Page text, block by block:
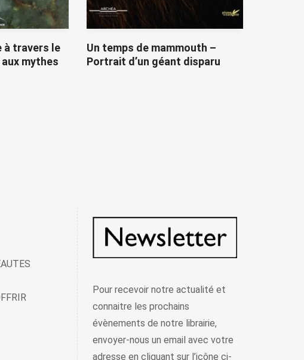
à travers le
aux mythes
Un temps de mammouth –
Portrait d’un géant disparu
Pour recevoir notre actualité et
connaitre les prochains
évènements de notre librairie,
envoyer-nous un email avec votre
adresse en cliquant sur l’icône ci-